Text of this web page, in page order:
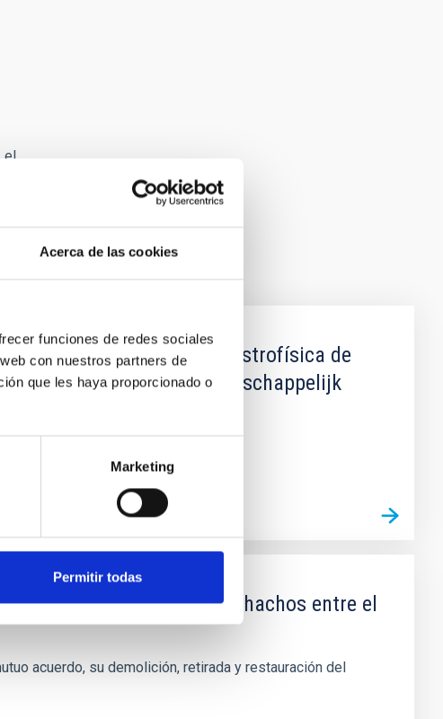
Acerca de las cookies
funciones de redes sociales
con nuestros partners de
que les haya proporcionado o
Marketing
Permitir todas
el
entre el Instituto de Astrofísica de
Organisatie voor Wetenschappelijk
del Roque de los Muchachos entre el
acuerdo, su demolición, retirada y restauración del